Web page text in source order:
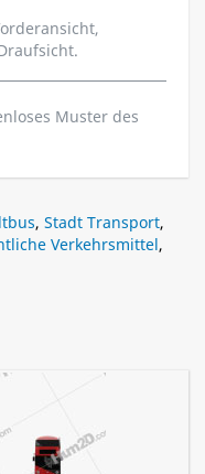
Muster des
, Stadt Transport,
Verkehrsmittel,